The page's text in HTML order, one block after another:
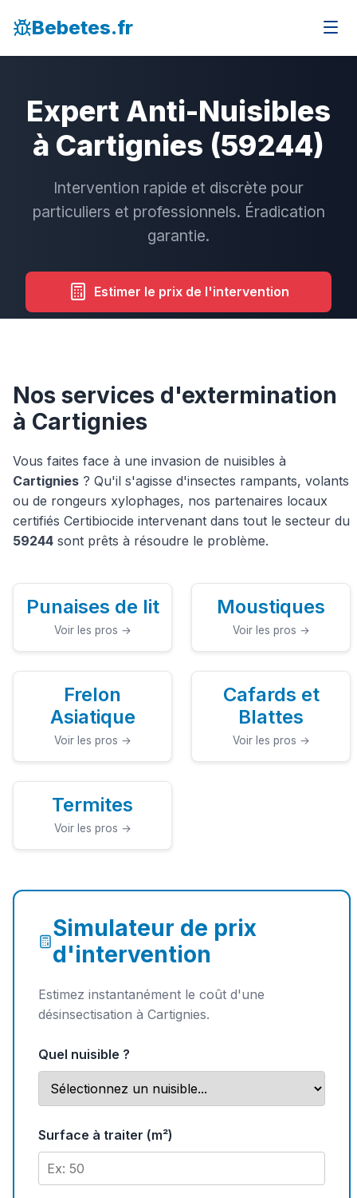
Bebetes.fr
Expert Anti-Nuisibles
à Cartignies (59244)
Intervention rapide et discrète pour
particuliers et professionnels. Éradication
garantie.
Estimer le prix de l'intervention
Nos services d'extermination
à Cartignies
Vous faites face à une invasion de nuisibles à
Cartignies ? Qu'il s'agisse d'insectes rampants, volants
ou de rongeurs xylophages, nos partenaires locaux
certifiés Certibiocide intervenant dans tout le secteur du
59244 sont prêts à résoudre le problème.
Punaises de lit
Voir les pros →
Moustiques
Voir les pros →
Frelon
Asiatique
Voir les pros →
Cafards et
Blattes
Voir les pros →
Termites
Voir les pros →
Simulateur de prix
d'intervention
Estimez instantanément le coût d'une
désinsectisation à Cartignies.
Quel nuisible ?
Surface à traiter (m²)